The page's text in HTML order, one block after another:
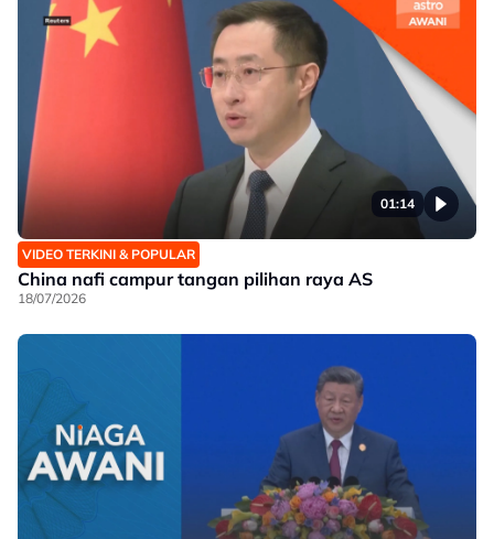
01:14
VIDEO TERKINI & POPULAR
China nafi campur tangan pilihan raya AS
18/07/2026